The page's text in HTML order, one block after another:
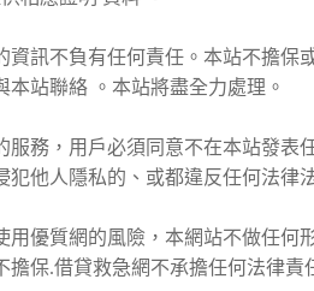
資訊不負有任何責任。本站不擔
本站聯絡 。本站將盡全力處理。
服務，用戶必須同意不在本站發
犯他人隱私的、或都違反任何法律
用優質網的風險，本網站不做任
擔保.借貸救急網不承擔任何法律責